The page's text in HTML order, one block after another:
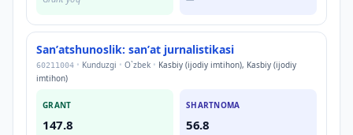
Sanʼatshunoslik: sanʼat jurnalistikasi
60211004 • Kunduzgi • O`zbek • Kasbiy (ijodiy imtihon), Kasbiy (ijodiy
imtihon)
GRANT
147.8
SHARTNOMA
56.8